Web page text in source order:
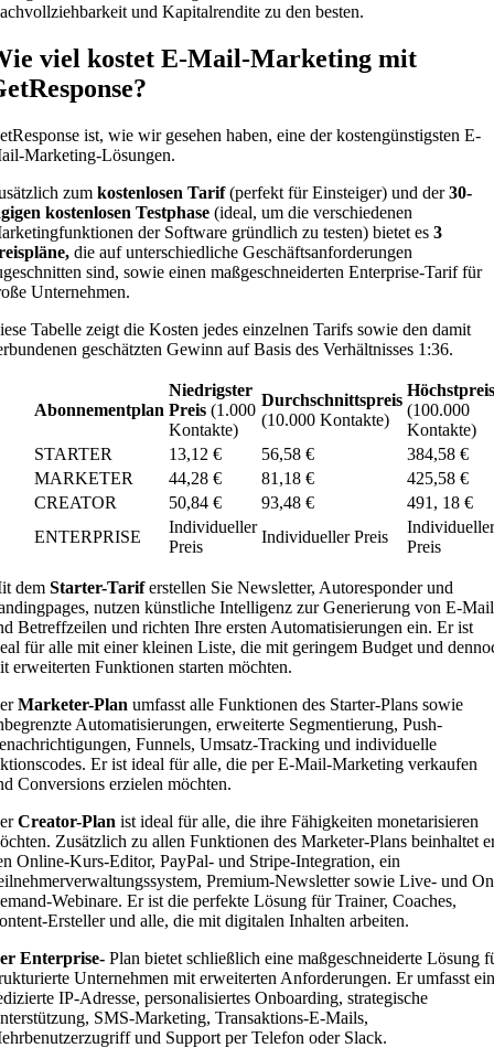
und Kapitalrendite zu den besten.
viel kostet E-Mail-Marketing mit
ist, wie wir gesehen haben, eine der kostengünstigsten E-
Marketing-Lösungen.
zum kostenlosen Tarif(perfekt für Einsteiger) und der30-
kostenlosen Testphase (ideal, um die verschiedenen
der Software gründlich zu testen) bietet es 3
die auf unterschiedliche Geschäftsanforderungen
sind, sowie einen maßgeschneiderten Enterprise-Tarif für
Unternehmen.
Tabelle zeigt die Kosten jedes einzelnen Tarifs sowie den damit
geschätzten Gewinn auf Basis des Verhältnisses 1:36.
Abonnementplan
Niedrigster
Preis (1.000
Kontakte)
Durchschnittspreis
(10.000 Kontakte)
Höchstpreis
(100.000
Kontakte)
STARTER
13,12 € 56,58 €
384,58 €
MARKETER
44,28 € 81,18 €
425,58 €
CREATOR
50,84 € 93,48 €
491, 18 €
ENTERPRISE
Individueller
Preis
Individueller Preis
Individueller
Preis
dem Starter-Tariferstellen Sie Newsletter, Autoresponder und
nutzen künstliche Intelligenz zur Generierung von E-
Betreffzeilen und richten Ihre ersten Automatisierungen ein. Er ist
für alle mit einer kleinen Liste, die mit geringem Budget und
erweiterten Funktionen starten möchten.
Marketer-Plan umfasst alle Funktionen des Starter-Plans sowie
Automatisierungen, erweiterte Segmentierung, Push-
Funnels, Umsatz-Tracking und individuelle
Er ist ideal für alle, die per E-Mail-Marketing verkaufen
Conversions erzielen möchten.
Creator-Plan ist ideal für alle, die ihre Fähigkeiten monetarisieren
Zusätzlich zu allen Funktionen des Marketer-Plans beinhaltet
Online-Kurs-Editor, PayPal- und Stripe-Integration, ein
Premium-Newsletter sowie Live- und
Webinare. Er ist die perfekte Lösung für Trainer, Coaches,
Ersteller und alle, die mit digitalen Inhalten arbeiten.
Enterprise- Plan bietet schließlich eine maßgeschneiderte Lösung
Unternehmen mit erweiterten Anforderungen. Er umfasst
IP-Adresse, personalisiertes Onboarding, strategische
SMS-Marketing, Transaktions-E-Mails,
und Support per Telefon oder Slack.